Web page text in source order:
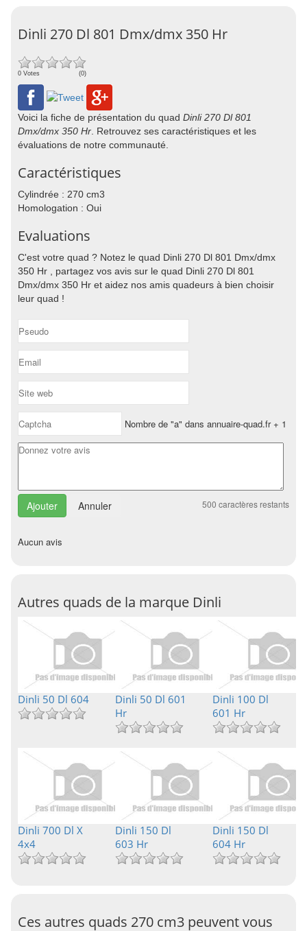
Dinli 270 Dl 801 Dmx/dmx 350 Hr
0 Votes (0)
Voici la fiche de présentation du quad Dinli 270 Dl 801
Dmx/dmx 350 Hr . Retrouvez ses caractéristiques et les
évaluations de notre communauté.
Caractéristiques
Cylindrée : 270 cm3
Homologation : Oui
Evaluations
C'est votre quad ? Notez le quad Dinli 270 Dl 801 Dmx/dmx
350 Hr , partagez vos avis sur le quad Dinli 270 Dl 801
Dmx/dmx 350 Hr et aidez nos amis quadeurs à bien choisir
leur quad !
Nombre de "a" dans annuaire-quad.fr + 1
Annuler 500 caractères restants
Aucun avis
Autres quads de la marque Dinli
Dinli 50 Dl 604
Dinli 50 Dl 601
Hr
Dinli 100 Dl
601 Hr
Dinli 700 Dl X
4x4
Dinli 150 Dl
603 Hr
Dinli 150 Dl
604 Hr
Ces autres quads 270 cm3 peuvent vous